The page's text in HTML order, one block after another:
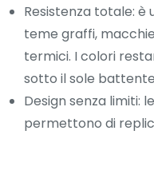
Resistenza totale: è
teme graffi,
termici. I colori
sotto il sole
Design senza limiti:
permettono di